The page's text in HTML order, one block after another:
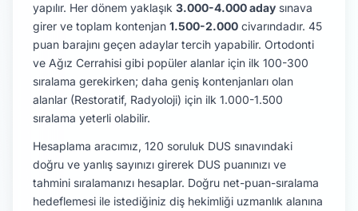
yapılır. Her dönem yaklaşık 3.000-4.000 aday sınava
girer ve toplam kontenjan 1.500-2.000 civarındadır. 45
puan barajını geçen adaylar tercih yapabilir. Ortodonti
ve Ağız Cerrahisi gibi popüler alanlar için ilk 100-300
sıralama gerekirken; daha geniş kontenjanları olan
alanlar (Restoratif, Radyoloji) için ilk 1.000-1.500
sıralama yeterli olabilir.
Hesaplama aracımız, 120 soruluk DUS sınavındaki
doğru ve yanlış sayınızı girerek DUS puanınızı ve
tahmini sıralamanızı hesaplar. Doğru net-puan-sıralama
hedeflemesi ile istediğiniz diş hekimliği uzmanlık alanına